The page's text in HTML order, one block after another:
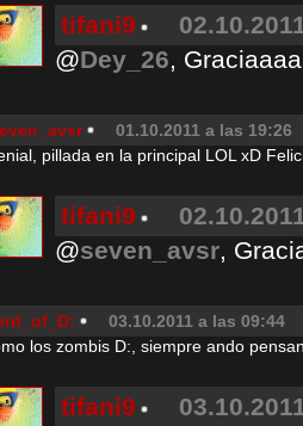
tifani9
@Dey_26,
01.10.2011 a las 19:26
pillada en la principal LOL xD
tifani9
@seven_avsr,
03.10.2011 a las 09:44
los zombis D:, siempre ando
tifani9